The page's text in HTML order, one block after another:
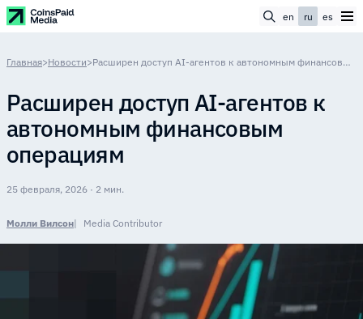
en ru es
Главная>Новости> Расширен доступ AI-агентов к автономным финансовым операциям
Расширен доступ AI-агентов к
автономным финансовым
операциям
25 февраля, 2026 · 2 мин.
Молли Вилсон Media Contributor